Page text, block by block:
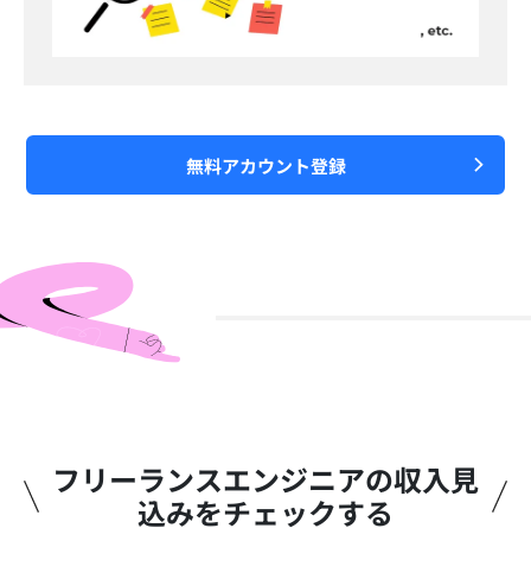
無料アカウント登録
フリーランスエンジニアの収入見
込みをチェックする​